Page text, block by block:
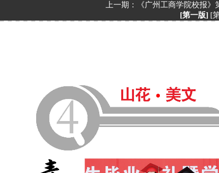
上一期：
《广州工商学院校报》
[第一版] [